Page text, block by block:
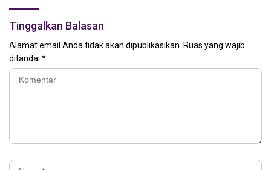
Tinggalkan Balasan
Alamat email Anda tidak akan dipublikasikan. Ruas yang wajib
ditandai *